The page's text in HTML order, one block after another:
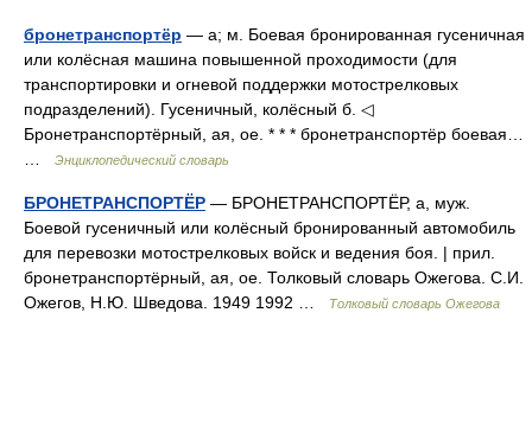
бронетранспортёр — а; м. Боевая бронированная гусеничная
или колёсная машина повышенной проходимости (для
транспортировки и огневой поддержки мотострелковых
подразделений). Гусеничный, колёсный б. ◁
Бронетранспортёрный, ая, ое. * * * бронетранспортёр боевая…
Энциклопедический словарь
БРОНЕТРАНСПОРТЁР — БРОНЕТРАНСПОРТЁР, а, муж.
Боевой гусеничный или колёсный бронированный автомобиль
для перевозки мотострелковых войск и ведения боя. | прил.
бронетранспортёрный, ая, ое. Толковый словарь Ожегова. С.И.
Ожегов, Н.Ю. Шведова. 1949 1992 …
Толковый словарь Ожегова